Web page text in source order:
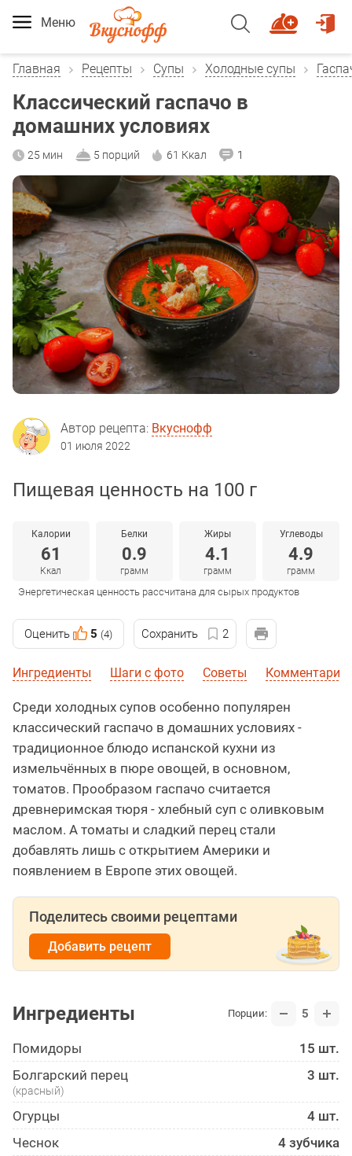
Меню
Главная Рецепты Супы Холодные супы
Классический гаспачо в
домашних условиях
25 мин 5 порций 61 Ккал 1
Автор рецепта: Вкуснофф
01 июля 2022
Пищевая ценность на 100 г
Калории
61
Ккал
Белки
0.9
грамм
Жиры
4.1
грамм
Углеводы
4.9
грамм
Энергетическая ценность рассчитана для сырых продуктов
Оценить 5 (4) Сохранить 2
Ингредиенты Шаги с фото Советы Комментарии
Среди холодных супов особенно популярен
классический гаспачо в домашних условиях -
традиционное блюдо испанской кухни из
измельчённых в пюре овощей, в основном,
томатов. Прообразом гаспачо считается
древнеримская тюря - хлебный суп с оливковым
маслом. А томаты и сладкий перец стали
добавлять лишь с открытием Америки и
появлением в Европе этих овощей.
Поделитесь своими рецептами
Добавить рецепт
Ингредиенты Порции: 5
Помидоры
15 шт.
Болгарский перец
3 шт.
(красный)
Огурцы
4 шт.
Чеснок
4 зубчика